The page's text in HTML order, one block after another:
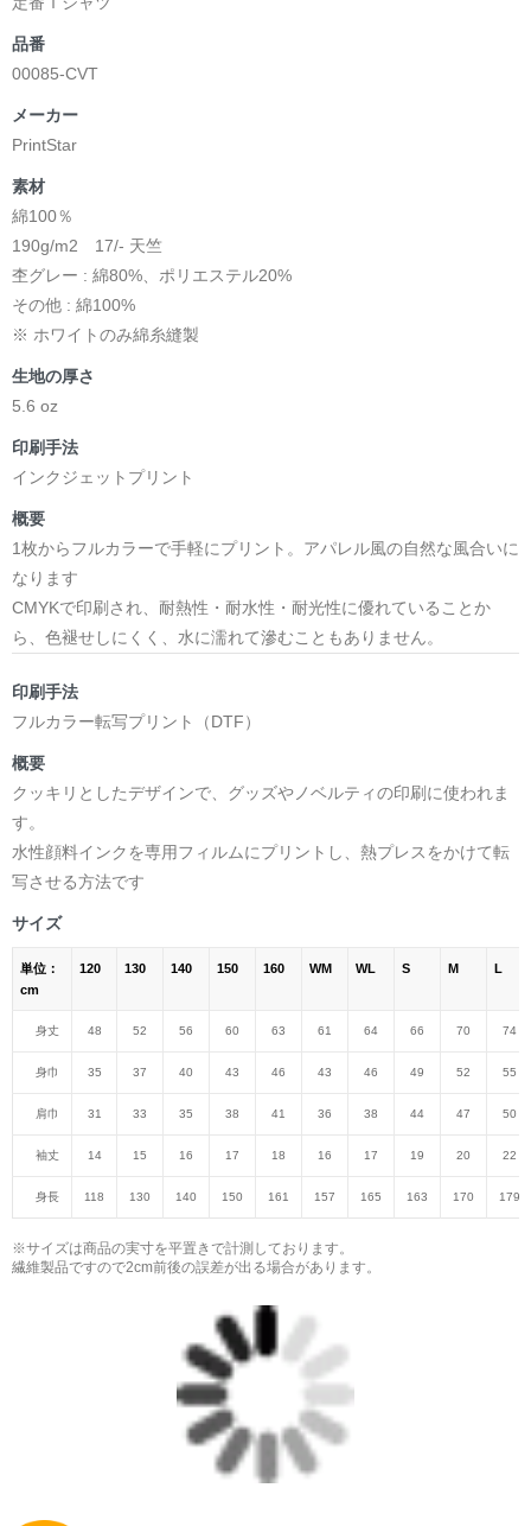
品番
00085-CVT
メーカー
PrintStar
素材
綿100％
190g/m2 17/- 天竺
杢グレー : 綿80%、ポリエステル20%
その他 : 綿100%
※ ホワイトのみ綿糸縫製
生地の厚さ
5.6 oz
印刷手法
インクジェットプリント
概要
1枚からフルカラーで手軽にプリント。アパレル風の自然な風合いに
なります
CMYKで印刷され、耐熱性・耐水性・耐光性に優れていることか
ら、色褪せしにくく、水に濡れて滲むこともありません。
印刷手法
フルカラー転写プリント（DTF）
概要
クッキリとしたデザインで、グッズやノベルティの印刷に使われま
す。
水性顔料インクを専用フィルムにプリントし、熱プレスをかけて転
写させる方法です
サイズ
単位：
cm
120 130 140 150 160 WM WL S M L
身丈 48 52 56 60 63 61 64 66 70 74
身巾 35 37 40 43 46 43 46 49 52 55
肩巾 31 33 35 38 41 36 38 44 47 50
袖丈 14 15 16 17 18 16 17 19 20 22
身長 118 130 140 150 161 157 165 163 170 179
※サイズは商品の実寸を平置きで計測しております。
繊維製品ですので2cm前後の誤差が出る場合があります。